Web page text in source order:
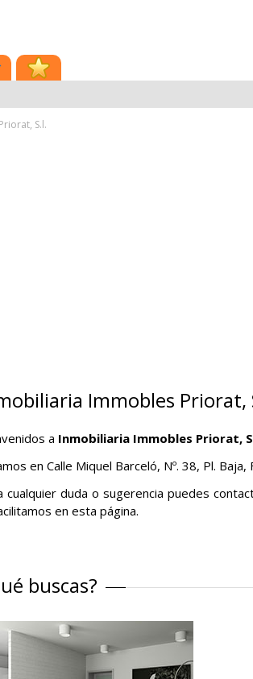
S.l.
Immobles Priorat,
a Inmobiliaria Immobles Priorat,
en Calle Miquel Barceló, Nº. 38, Pl.
cualquier duda o sugerencia puedes
en esta página.
buscas?